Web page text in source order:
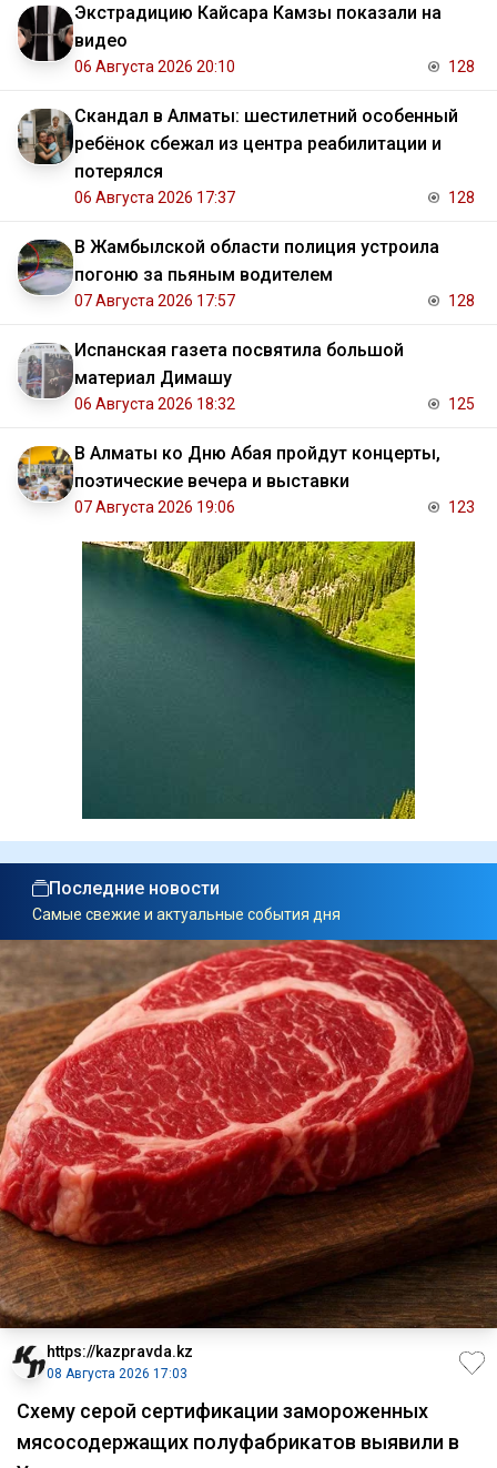
Экстрадицию Кайсара Камзы показали на
видео
06 Августа 2026 20:10 128
Скандал в Алматы: шестилетний особенный
ребёнок сбежал из центра реабилитации и
потерялся
06 Августа 2026 17:37 128
В Жамбылской области полиция устроила
погоню за пьяным водителем
07 Августа 2026 17:57 128
Испанская газета посвятила большой
материал Димашу
06 Августа 2026 18:32 125
В Алматы ко Дню Абая пройдут концерты,
поэтические вечера и выставки
07 Августа 2026 19:06 123
Последние новости
Самые свежие и актуальные события дня
https://kazpravda.kz
08 Августа 2026 17:03
Схему серой сертификации замороженных
мясосодержащих полуфабрикатов выявили в